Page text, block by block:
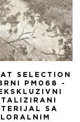
SELECTION
PM068 -
SA